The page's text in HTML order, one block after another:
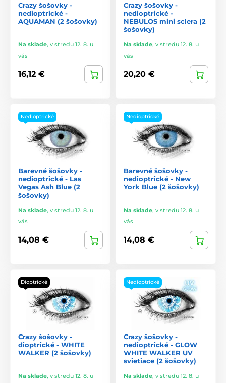
Crazy šošovky -
nedioptrické -
AQUAMAN (2 šošovky)
Na sklade, v stredu 12. 8. u
vás
16,12 €
Crazy šošovky -
nedioptrické -
NEBULOS mini sclera (2
šošovky)
Na sklade, v stredu 12. 8. u
vás
20,20 €
Nedioptrické
Barevné šošovky -
nedioptrické - Las
Vegas Ash Blue (2
šošovky)
Na sklade, v stredu 12. 8. u
vás
14,08 €
Nedioptrické
Barevné šošovky -
nedioptrické - New
York Blue (2 šošovky)
Na sklade, v stredu 12. 8. u
vás
14,08 €
Dioptrické
Crazy šošovky -
dioptrické - WHITE
WALKER (2 šošovky)
Na sklade, v stredu 12. 8. u
Nedioptrické
Crazy šošovky -
nedioptrické - GLOW
WHITE WALKER UV
svietiace (2 šošovky)
Na sklade, v stredu 12. 8. u